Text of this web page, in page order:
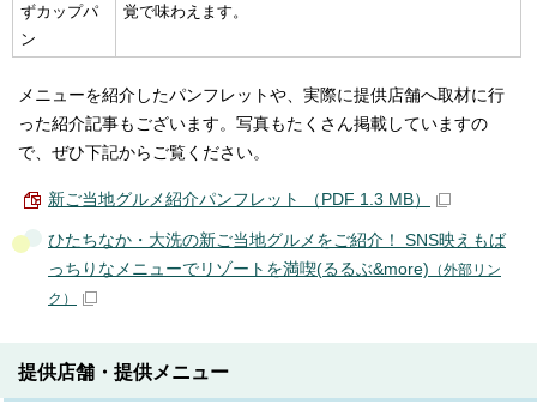
ずカップパ
ン
覚で味わえます。
メニューを紹介したパンフレットや、実際に提供店舗へ取材に行
った紹介記事もございます。写真もたくさん掲載していますの
で、ぜひ下記からご覧ください。
新ご当地グルメ紹介パンフレット （PDF 1.3 MB）
ひたちなか・大洗の新ご当地グルメをご紹介！ SNS映えもば
っちりなメニューでリゾートを満喫(るるぶ&more) （外部リン
ク）
提供店舗・提供メニュー